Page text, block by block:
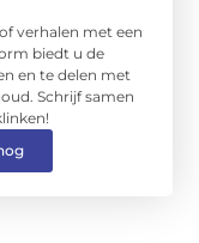
verhalen met een
biedt u de
en te delen met
Schrijf samen